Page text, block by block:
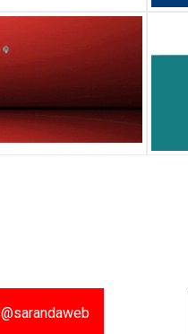
@sarandaweb